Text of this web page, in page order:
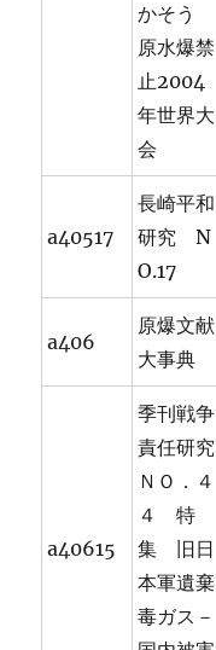
かそう
原水爆禁
止2004
年世界大
会
a40517
長崎平和
研究 N
O.17
a406
原爆文献
大事典
a40615
季刊戦争
責任研究
ＮＯ．４
４ 特
集 旧日
本軍遺棄
毒ガス－